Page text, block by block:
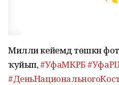
Милли кейемдә төшкән
ҡуйып,#УфаМКРБ